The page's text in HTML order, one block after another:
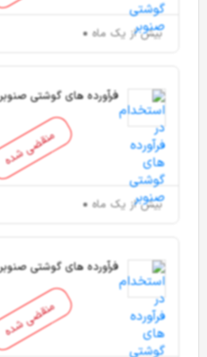
بیش از یک ماه
منقضی شده
فرآورده های گوشتی صنوبر
بیش از یک ماه
منقضی شده
فرآورده های گوشتی صنوبر